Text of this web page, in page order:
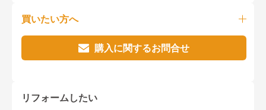
買いたい方へ
購入に関するお問合せ
リフォームしたい